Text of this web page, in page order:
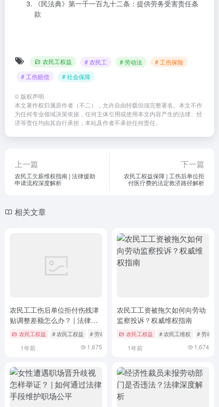
《民法典》第一千一百九十二条：提供劳务受害责任条
款
农民工权益 # 农民工 # 劳动法
# 工伤保险
# 工伤赔偿
# 社会保障
© 版权声明
本文著作权归属原作者（不二），允许自由转载但须完整署名。本文不作
为任何专业领域决策依据，任何主体引用或使用本文内容产生的法律、经
济等责任均由其自行承担，本站及作者不承担任何责任。
上一篇
农民工欠薪维权指南 | 法律援助
申请流程深度解析
下一篇
农民工权益保障 | 工伤后单位拒
付医疗费的法定救济路径解析
相关文章
农民工工伤后单位拒付伤残津
贴调整差额怎么办？ | 法律维
权路径与政策建议
农民工权益 # 农民工权益 # 劳动仲裁 # 工伤保险
1年前 1,675
农民工工资被拖欠如何向劳动
监察投诉？权威维权指南
农民工权益 # 农民工维权 # 劳动监
1年前 1,674